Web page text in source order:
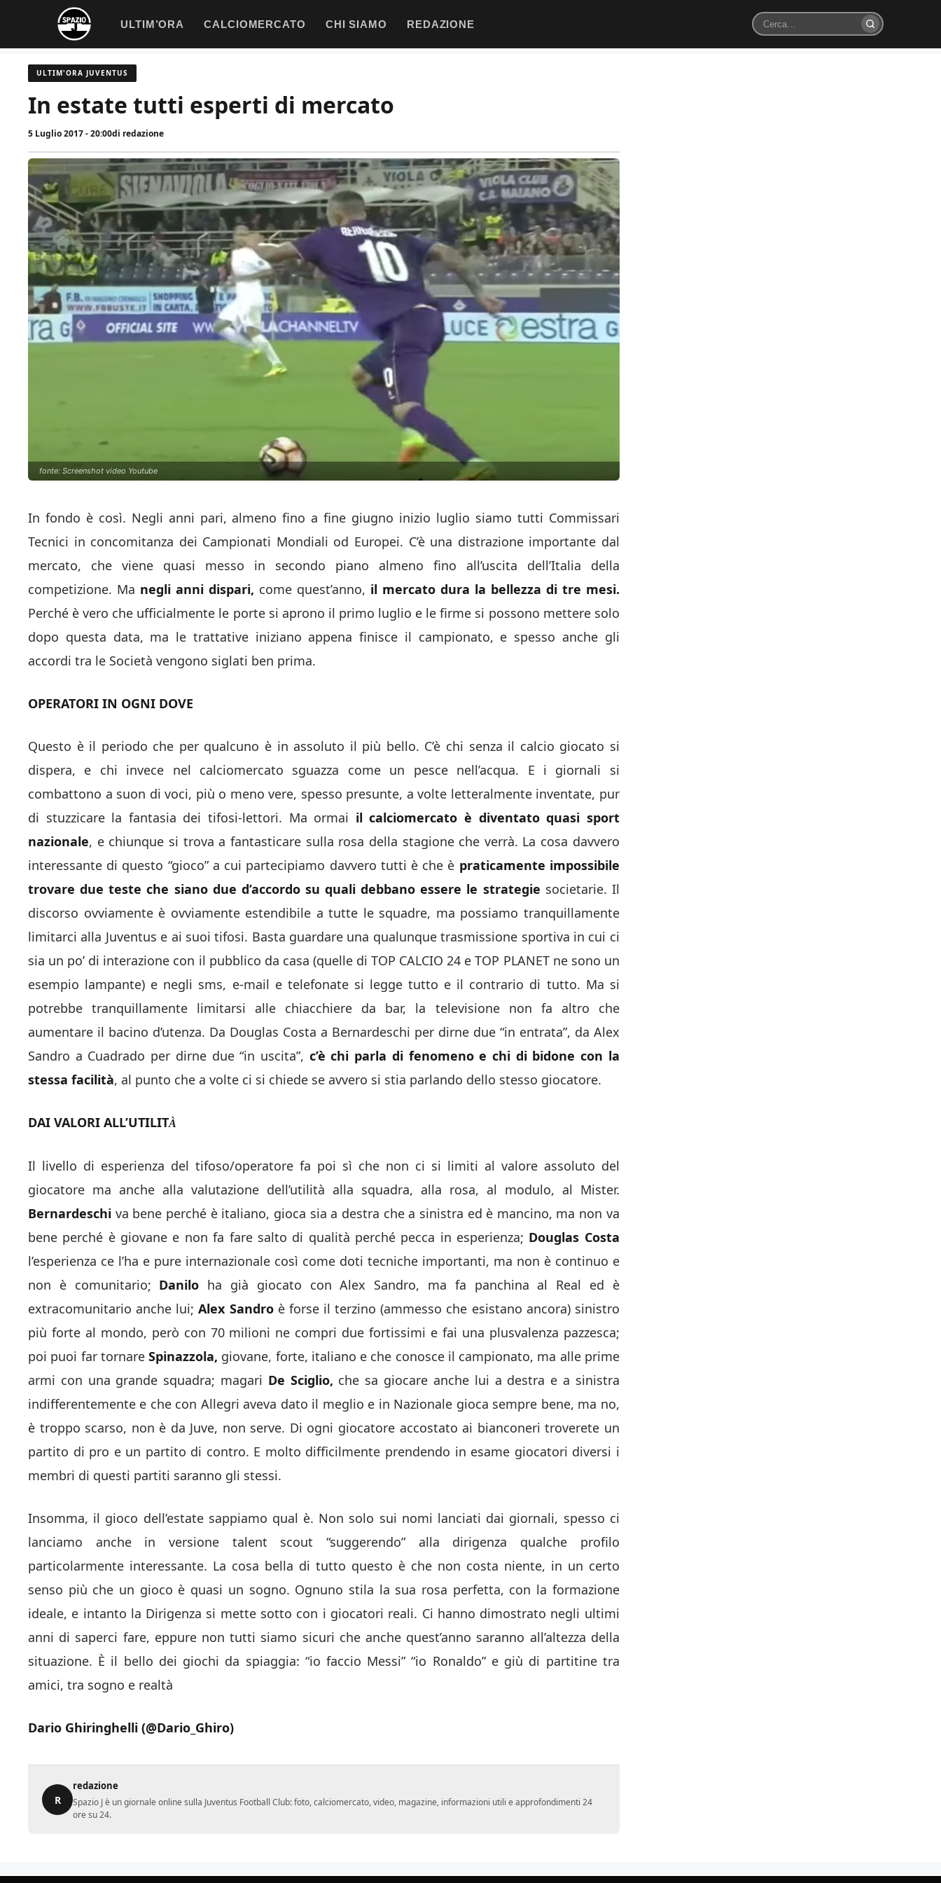
contenuto
ULTIM’ORA CALCIOMERCATO CHI SIAMO REDAZIONE
Cerca
ULTIM'ORA JUVENTUS
In estate tutti esperti di mercato
5 Luglio 2017 - 20:00di redazione
fonte: Screenshot video Youtube
In fondo è così. Negli anni pari, almeno fino a fine giugno inizio luglio siamo tutti Commissari
Tecnici in concomitanza dei Campionati Mondiali od Europei. C’è una distrazione importante dal
mercato, che viene quasi messo in secondo piano almeno fino all’uscita dell’Italia della
competizione. Ma negli anni dispari, come quest’anno, il mercato dura la bellezza di tre mesi.
Perché è vero che ufficialmente le porte si aprono il primo luglio e le firme si possono mettere solo
dopo questa data, ma le trattative iniziano appena finisce il campionato, e spesso anche gli
accordi tra le Società vengono siglati ben prima.
OPERATORI IN OGNI DOVE
Questo è il periodo che per qualcuno è in assoluto il più bello. C’è chi senza il calcio giocato si
dispera, e chi invece nel calciomercato sguazza come un pesce nell’acqua. E i giornali si
combattono a suon di voci, più o meno vere, spesso presunte, a volte letteralmente inventate, pur
di stuzzicare la fantasia dei tifosi-lettori. Ma ormai il calciomercato è diventato quasi sport
nazionale, e chiunque si trova a fantasticare sulla rosa della stagione che verrà. La cosa davvero
interessante di questo “gioco” a cui partecipiamo davvero tutti è che è praticamente impossibile
trovare due teste che siano due d’accordo su quali debbano essere le strategie societarie. Il
discorso ovviamente è ovviamente estendibile a tutte le squadre, ma possiamo tranquillamente
limitarci alla Juventus e ai suoi tifosi. Basta guardare una qualunque trasmissione sportiva in cui ci
sia un po’ di interazione con il pubblico da casa (quelle di TOP CALCIO 24 e TOP PLANET ne sono un
esempio lampante) e negli sms, e-mail e telefonate si legge tutto e il contrario di tutto. Ma si
potrebbe tranquillamente limitarsi alle chiacchiere da bar, la televisione non fa altro che
aumentare il bacino d’utenza. Da Douglas Costa a Bernardeschi per dirne due “in entrata”, da Alex
Sandro a Cuadrado per dirne due “in uscita”, c’è chi parla di fenomeno e chi di bidone con la
stessa facilità, al punto che a volte ci si chiede se avvero si stia parlando dello stesso giocatore.
DAI VALORI ALL’UTILITÀ
Il livello di esperienza del tifoso/operatore fa poi sì che non ci si limiti al valore assoluto del
giocatore ma anche alla valutazione dell’utilità alla squadra, alla rosa, al modulo, al Mister.
Bernardeschi va bene perché è italiano, gioca sia a destra che a sinistra ed è mancino, ma non va
bene perché è giovane e non fa fare salto di qualità perché pecca in esperienza; Douglas Costa
l’esperienza ce l’ha e pure internazionale così come doti tecniche importanti, ma non è continuo e
non è comunitario; Danilo ha già giocato con Alex Sandro, ma fa panchina al Real ed è
extracomunitario anche lui;Alex Sandroè forse il terzino (ammesso che esistano ancora) sinistro
più forte al mondo, però con 70 milioni ne compri due fortissimi e fai una plusvalenza pazzesca;
poi puoi far tornareSpinazzola, giovane, forte, italiano e che conosce il campionato, ma alle prime
armi con una grande squadra; magari De Sciglio, che sa giocare anche lui a destra e a sinistra
indifferentemente e che con Allegri aveva dato il meglio e in Nazionale gioca sempre bene, ma no,
è troppo scarso, non è da Juve, non serve. Di ogni giocatore accostato ai bianconeri troverete un
partito di pro e un partito di contro. E molto difficilmente prendendo in esame giocatori diversi i
membri di questi partiti saranno gli stessi.
Insomma, il gioco dell’estate sappiamo qual è. Non solo sui nomi lanciati dai giornali, spesso ci
lanciamo anche in versione talent scout “suggerendo” alla dirigenza qualche profilo
particolarmente interessante. La cosa bella di tutto questo è che non costa niente, in un certo
senso più che un gioco è quasi un sogno. Ognuno stila la sua rosa perfetta, con la formazione
ideale, e intanto la Dirigenza si mette sotto con i giocatori reali. Ci hanno dimostrato negli ultimi
anni di saperci fare, eppure non tutti siamo sicuri che anche quest’anno saranno all’altezza della
situazione. È il bello dei giochi da spiaggia: “io faccio Messi” “io Ronaldo” e giù di partitine tra
amici, tra sogno e realtà
Dario Ghiringhelli (@Dario_Ghiro)
R
redazione
Spazio J è un giornale online sulla Juventus Football Club: foto, calciomercato, video, magazine, informazioni utili e approfondimenti 24
ore su 24.